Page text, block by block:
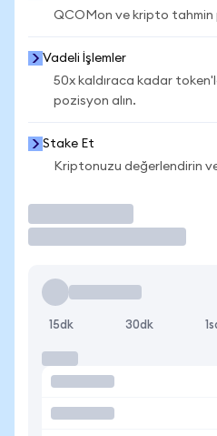
QCOMon ve kripto tahmin
Vadeli İşlemler
50x kaldıraca kadar
pozisyon alın.
Stake Et
Kriptonuzu değerlendirin
15dk 30dk